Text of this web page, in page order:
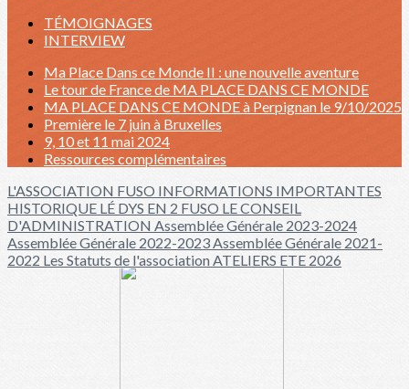
TÉMOIGNAGES
INTERVIEW
Ma Place Dans ce Monde II : une nouvelle aventure
Le tour de France de MA PLACE DANS CE MONDE
MA PLACE DANS CE MONDE à Perpignan le 9/10/2025
Première le 7 juin à Bruxelles
9, 10 et 11 mai 2024
Ressources complémentaires
L'ASSOCIATION FUSO INFORMATIONS IMPORTANTES
HISTORIQUE LÉ DYS EN 2 FUSO LE CONSEIL
D'ADMINISTRATION Assemblée Générale 2023-2024
Assemblée Générale 2022-2023Assemblée Générale 2021-
2022 Les Statuts de l'associationATELIERS ETE 2026